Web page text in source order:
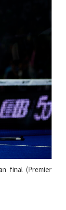
final (Premier